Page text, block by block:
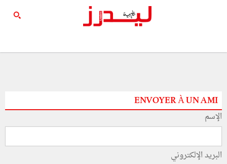
ENVOYER À UN AMI
الإسم
البريد الإلكتروني